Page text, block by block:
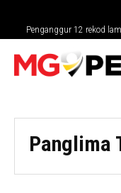
Penganggur 12 rekod
Panglima